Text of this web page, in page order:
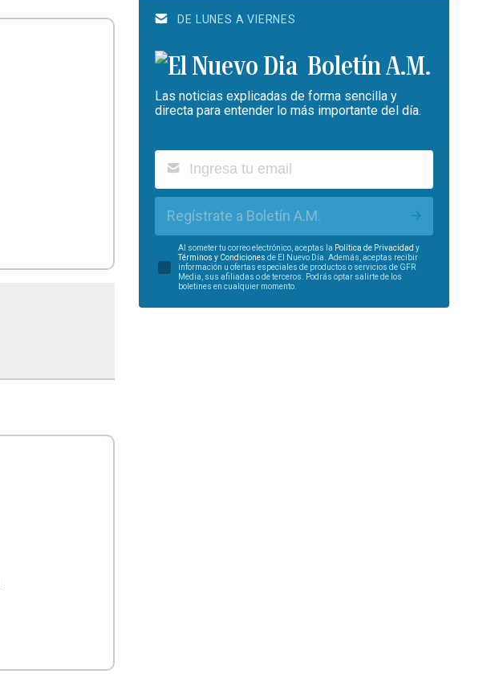
DE LUNES A VIERNES
Boletín A.M.
Las noticias explicadas de forma sencilla y
directa para entender lo más importante del día.
Regístrate a Boletín A.M.
Al someter tu correo electrónico, aceptas la Política de Privacidad y
Términos y Condiciones de El Nuevo Día. Además, aceptas recibir
información u ofertas especiales de productos o servicios de GFR
Media, sus afiliadas o de terceros. Podrás optar salirte de los
boletines en cualquier momento.